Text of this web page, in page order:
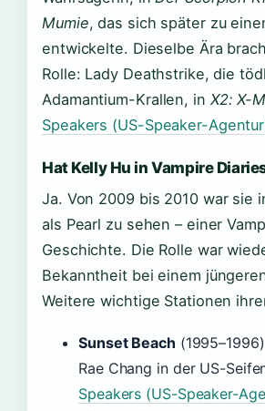
Mumie, das sich später zu
entwickelte. Dieselbe Ära
Rolle: Lady Deathstrike, die
Adamantium-Krallen, in X2: X-
Speakers (US-Speaker-
Hat Kelly Hu in Vampire
Ja. Von 2009 bis 2010 war sie
als Pearl zu sehen – einer
Geschichte. Die Rolle war
Bekanntheit bei einem
Weitere wichtige Stationen
Sunset Beach
Rae Chang in der US-
Speakers (US-Speaker-